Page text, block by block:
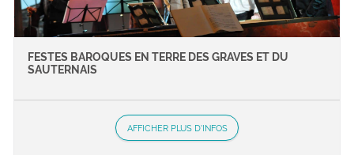
FESTES BAROQUES EN TERRE DES GRAVES ET DU
SAUTERNAIS
AFFICHER PLUS D'INFOS